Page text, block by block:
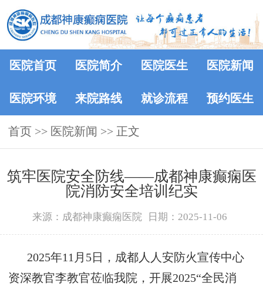
医院首页 医院简介 医院医生 医院新闻
医院环境 来院路线 就诊流程 预约医生
首页 >> 医院新闻 >> 正文
筑牢医院安全防线——成都神康癫痫医
院消防安全培训纪实
来源：成都神康癫痫医院 日期：2025-11-06
2025年11月5日，成都人人安防火宣传中心
资深教官李教官莅临我院，开展2025“全民消